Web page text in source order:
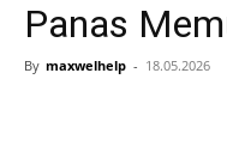
Panas
By maxwelhelp - 18.05.2026